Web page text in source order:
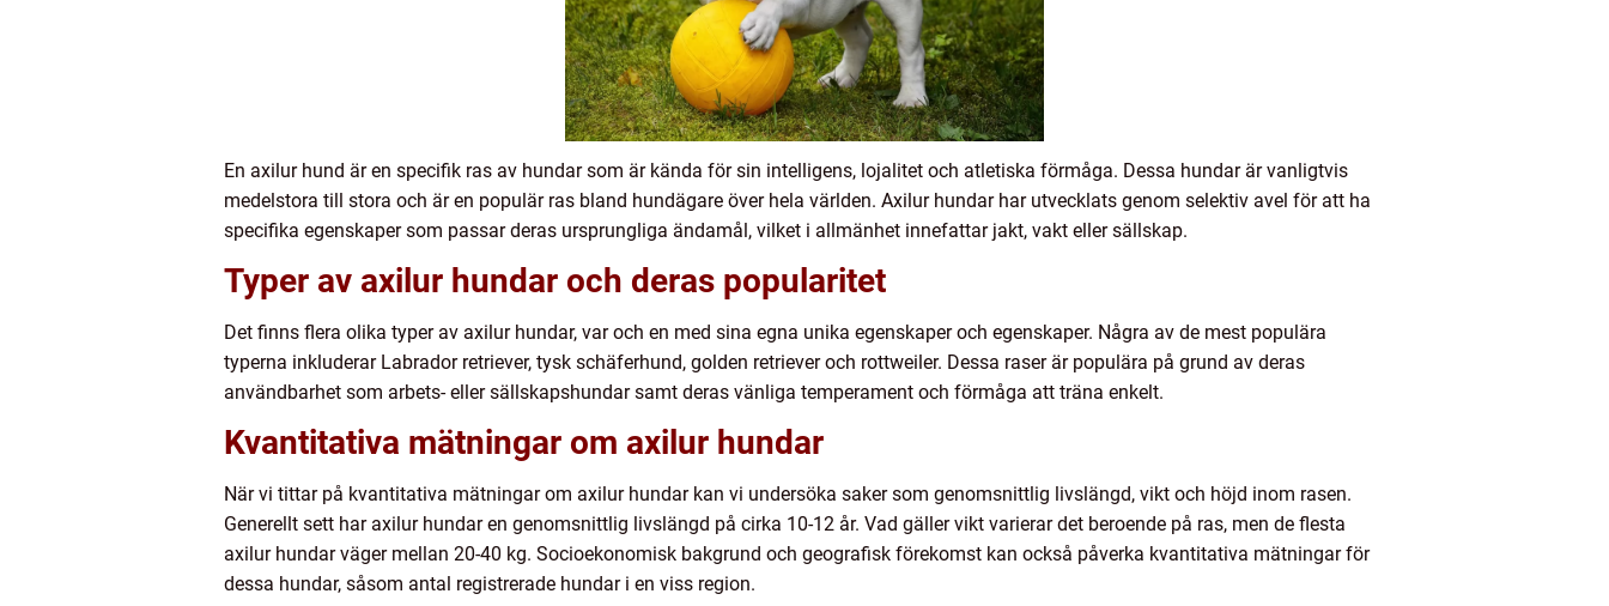
En axilur hund är en specifik ras av hundar som är kända för sin intelligens, lojalitet och atletiska förmåga. Dessa hundar är vanligtvis
medelstora till stora och är en populär ras bland hundägare över hela världen. Axilur hundar har utvecklats genom selektiv avel för att ha
specifika egenskaper som passar deras ursprungliga ändamål, vilket i allmänhet innefattar jakt, vakt eller sällskap.
Typer av axilur hundar och deras popularitet
Det finns flera olika typer av axilur hundar, var och en med sina egna unika egenskaper och egenskaper. Några av de mest populära
typerna inkluderar Labrador retriever, tysk schäferhund, golden retriever och rottweiler. Dessa raser är populära på grund av deras
användbarhet som arbets- eller sällskapshundar samt deras vänliga temperament och förmåga att träna enkelt.
Kvantitativa mätningar om axilur hundar
När vi tittar på kvantitativa mätningar om axilur hundar kan vi undersöka saker som genomsnittlig livslängd, vikt och höjd inom rasen.
Generellt sett har axilur hundar en genomsnittlig livslängd på cirka 10-12 år. Vad gäller vikt varierar det beroende på ras, men de flesta
axilur hundar väger mellan 20-40 kg. Socioekonomisk bakgrund och geografisk förekomst kan också påverka kvantitativa mätningar för
dessa hundar, såsom antal registrerade hundar i en viss region.